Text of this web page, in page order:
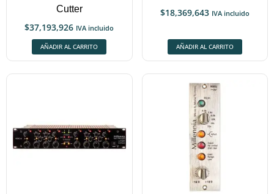
Cutter
$37,193,926 IVA incluido
AÑADIR AL CARRITO
$18,369,643 IVA incluido
AÑADIR AL CARRITO